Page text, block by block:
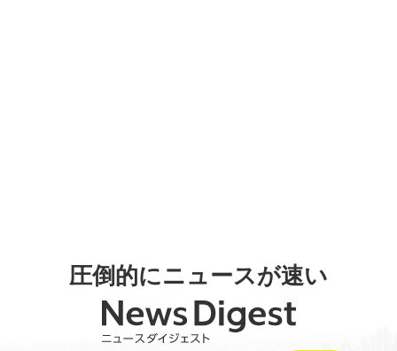
圧倒的にニュースが速い